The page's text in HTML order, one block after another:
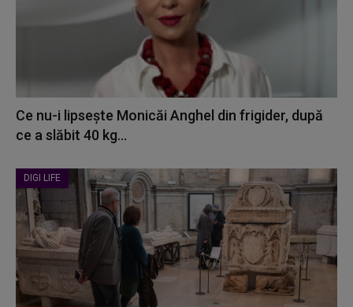
Ce nu-i lipsește Monicăi Anghel din frigider, după
ce a slăbit 40 kg...
DIGI LIFE